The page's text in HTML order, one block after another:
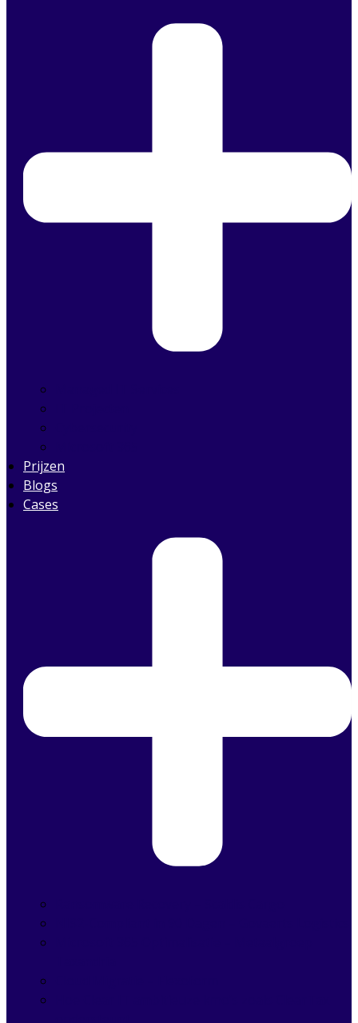
Prijzen
Blogs
Cases